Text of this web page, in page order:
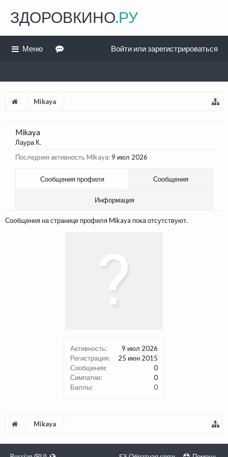
Mikaya
Активность:
9 июл 2026
Регистрация:
25 июн 2015
Сообщения:
0
Симпатии:
0
Баллы:
0
Mikaya
Лаура К.
Последняя активность Mikaya:9 июл 2026
Сообщения профиля Сообщения
Информация
Сообщения на странице профиля Mikaya пока отсутствуют.
Mikaya
ЗДОРОВКИНО.РУ
Меню Войти или зарегистрироваться